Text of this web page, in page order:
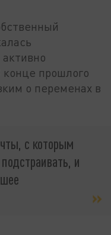
прошлого
о переменах в
с которым
и